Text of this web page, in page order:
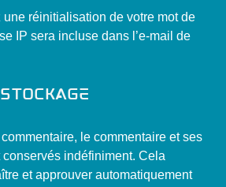
réinitialisation de votre mot de
IP sera incluse dans l’e-mail de
le commentaire et ses
indéfiniment. Cela
et approuver automatiquement